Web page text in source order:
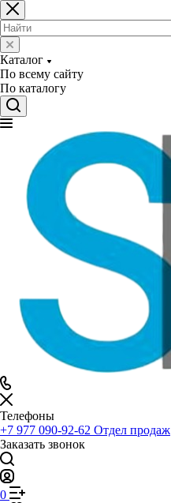
Каталог
По всему сайту
По каталогу
Телефоны
+7 977 090-92-62 Отдел продаж
Заказать звонок
0